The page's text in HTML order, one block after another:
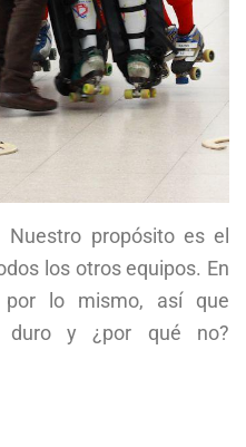
propósito es el
los otros equipos. En
lo mismo, así que
duro y ¿por qué no?